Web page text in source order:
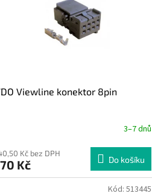
Viewline konektor 8pin
3–7 dnů
Kč bez DPH
Kč Do košíku
Kód: 513445